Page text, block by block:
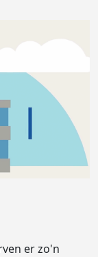
er zo'n